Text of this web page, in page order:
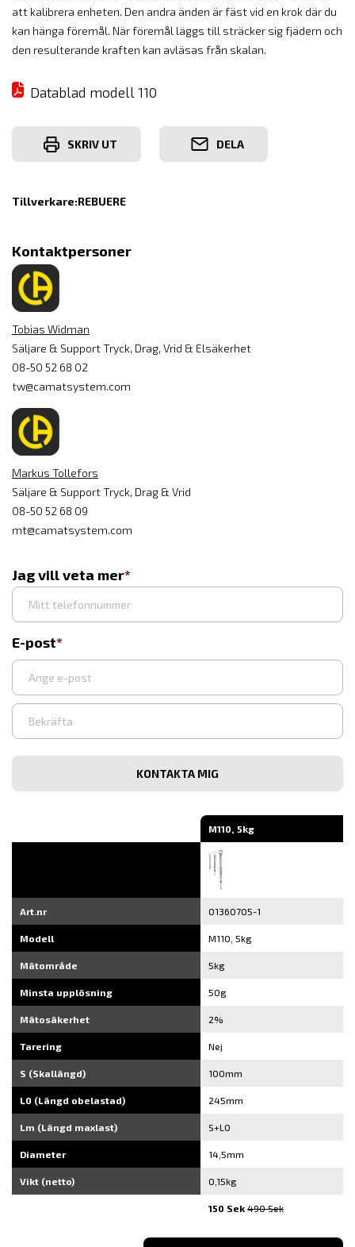
att kalibrera enheten. Den andra änden är fäst vid en krok där du
kan hänga föremål. När föremål läggs till sträcker sig fjädern och
den resulterande kraften kan avläsas från skalan.
Datablad modell 110
SKRIV UT DELA
Tillverkare:REBUERE
Kontaktpersoner
Tobias Widman
Säljare & Support Tryck, Drag, Vrid & Elsäkerhet
08-50 52 68 02
tw@camatsystem.com
Markus Tollefors
Säljare & Support Tryck, Drag & Vrid
08-50 52 68 09
mt@camatsystem.com
Jag vill veta mer
E-post
Ange
e-
Bekräfta
post
M110, 5kg
Art.nr 01360705-1
Modell M110, 5kg
Mätområde 5kg
Minsta upplösning 50g
Mätosäkerhet 2%
Tarering Nej
S (Skallängd) 100mm
L0 (Längd obelastad) 245mm
Lm (Längd maxlast) S+L0
Diameter 14,5mm
Vikt (netto) 0,15kg
150 Sek 490 Sek